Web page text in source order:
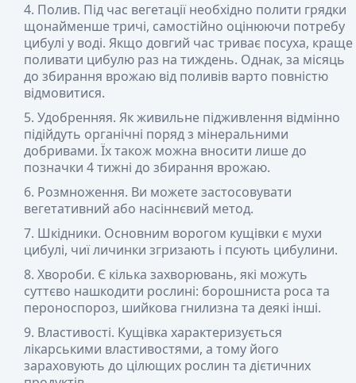
Полив. Під час вегетації необхідно полити грядки
щонайменше тричі, самостійно оцінюючи потребу
цибулі у воді. Якщо довгий час триває посуха, краще
поливати цибулю раз на тиждень. Однак, за місяць
до збирання врожаю від поливів варто повністю
відмовитися.
Удобренняя. Як живильне підживлення відмінно
підійдуть органічні поряд з мінеральними
добривами. Їх також можна вносити лише до
позначки 4 тижні до збирання врожаю.
Розмноження. Ви можете застосовувати
вегетативний або насіннєвий метод.
Шкідники. Основним ворогом кущівки є мухи
цибулі, чиї личинки згризають і псують цибулини.
Хвороби. Є кілька захворювань, які можуть
суттєво нашкодити рослині: борошниста роса та
пероноспороз, шийкова гнилизна та деякі інші.
Властивості. Кущівка характеризується
лікарськими властивостями, а тому його
зараховують до цілющих рослин та дієтичних